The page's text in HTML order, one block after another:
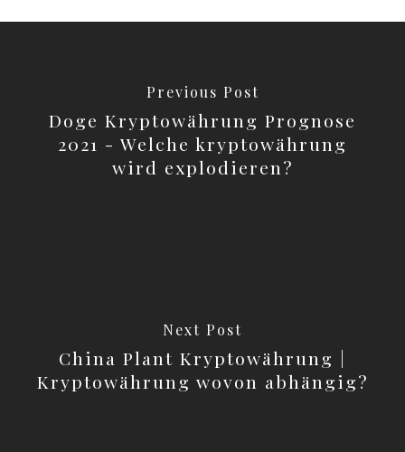
Previous Post
Doge Kryptowährung Prognose
2021 - Welche kryptowährung
wird explodieren?
Next Post
China Plant Kryptowährung |
Kryptowährung wovon abhängig?